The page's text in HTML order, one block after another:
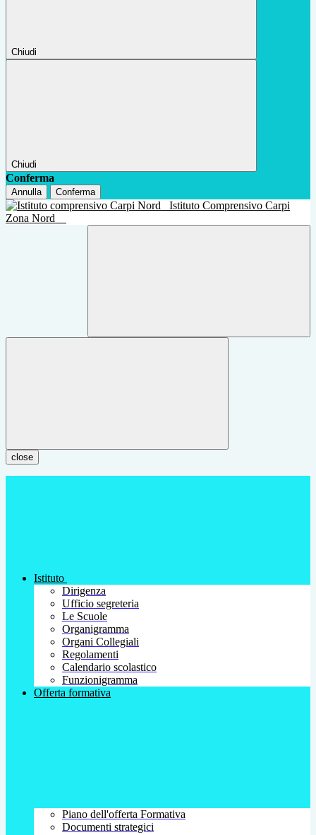
Chiudi
Chiudi
Conferma
Annulla Conferma
Istituto Comprensivo Carpi
Zona Nord
close
Istituto
Dirigenza
Ufficio segreteria
Le Scuole
Organigramma
Organi Collegiali
Regolamenti
Calendario scolastico
Funzionigramma
Offerta formativa
Piano dell'offerta Formativa
Documenti strategici